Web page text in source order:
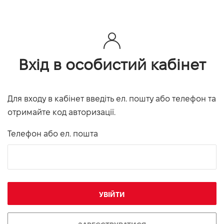
Вхід в особистий кабінет
Для входу в кабінет введіть ел. пошту або телефон та
отримайте код авторизації.
Телефон або ел. пошта
УВІЙТИ